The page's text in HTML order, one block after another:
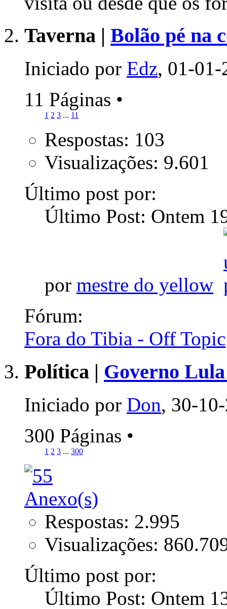
Taverna | Bolão pé na
Iniciado por Edz, 01-01-
11 Páginas •
1 2 3 ... 11
Respostas: 103
Visualizações: 9.601
Último post por:
Último Post: Ontem
por mestre do yellow
Fórum:
Fora do Tibia - Off Topic
Política | Governo
Iniciado por Don, 30-
300 Páginas •
1 2 3 ... 300
Respostas: 2.995
Visualizações:
Último post por:
Último Post: Ontem